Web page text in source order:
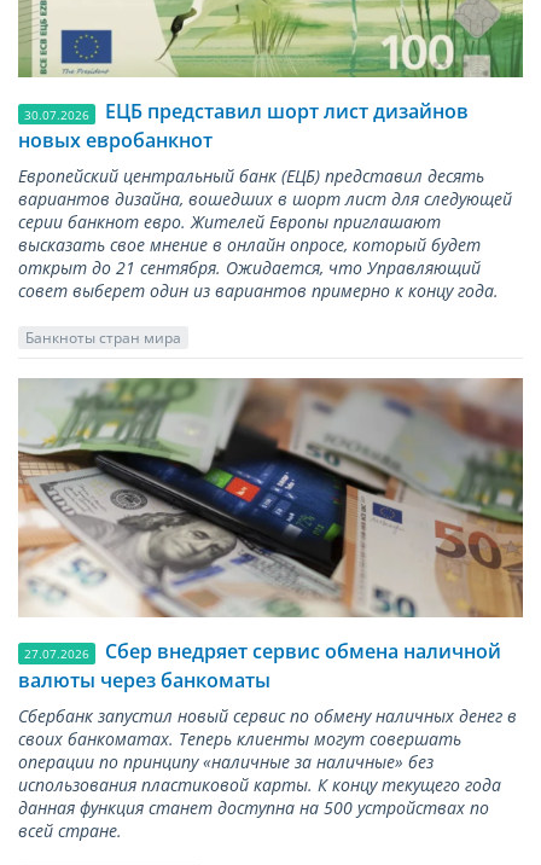
30.07.2026
ЕЦБ представил шорт лист дизайнов
новых евробанкнот
Европейский центральный банк (ЕЦБ) представил десять
вариантов дизайна, вошедших в шорт лист для следующей
серии банкнот евро. Жителей Европы приглашают
высказать свое мнение в онлайн опросе, который будет
открыт до 21 сентября. Ожидается, что Управляющий
совет выберет один из вариантов примерно к концу года.
Банкноты стран мира
27.07.2026
Сбер внедряет сервис обмена наличной
валюты через банкоматы
Сбербанк запустил новый сервис по обмену наличных денег в
своих банкоматах. Теперь клиенты могут совершать
операции по принципу «наличные за наличные» без
использования пластиковой карты. К концу текущего года
данная функция станет доступна на 500 устройствах по
всей стране.